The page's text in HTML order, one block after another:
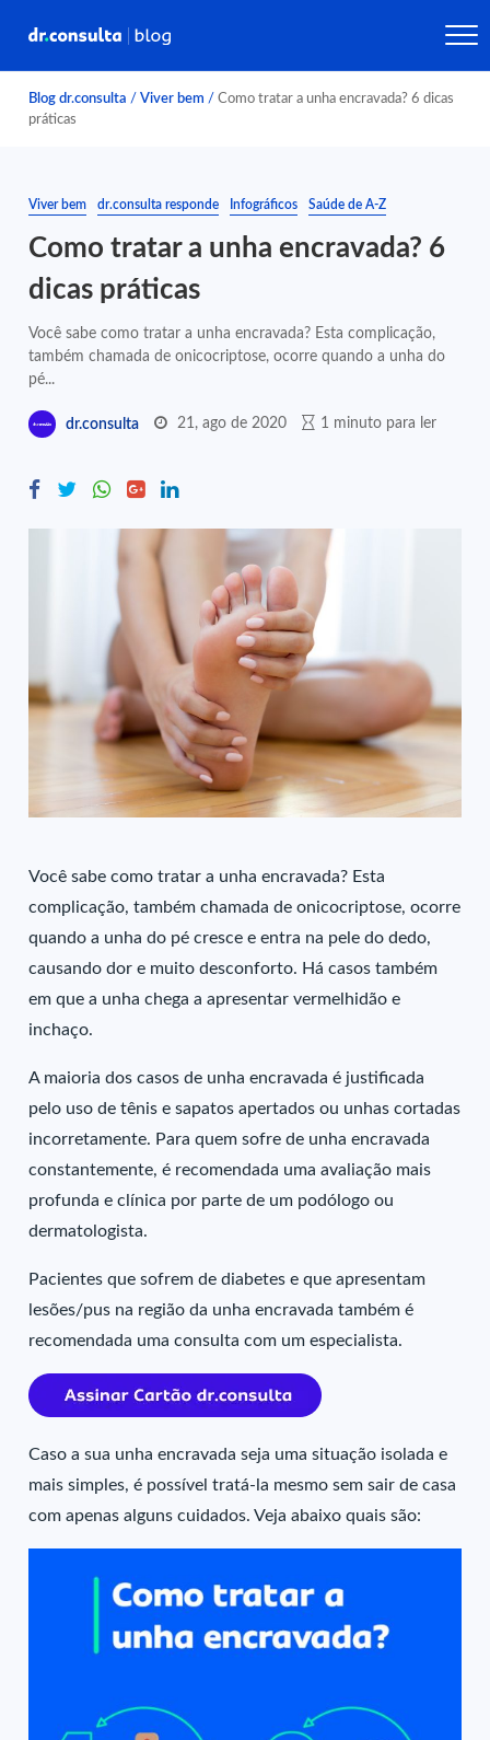
Blog dr.consulta / Viver bem / Como tratar a unha encravada? 6 dicas
práticas
Viver bem dr.consulta responde Infográficos Saúde de A-Z
Como tratar a unha encravada? 6
dicas práticas
Você sabe como tratar a unha encravada? Esta complicação,
também chamada de onicocriptose, ocorre quando a unha do
pé...
dr.consulta 21, ago de 2020 1 minuto para ler
Você sabe como tratar a unha encravada? Esta
complicação, também chamada de onicocriptose, ocorre
quando a unha do pé cresce e entra na pele do dedo,
causando dor e muito desconforto. Há casos também
em que a unha chega a apresentar vermelhidão e
inchaço.
A maioria dos casos de unha encravada é justificada
pelo uso de tênis e sapatos apertados ou unhas cortadas
incorretamente. Para quem sofre de unha encravada
constantemente, é recomendada uma avaliação mais
profunda e clínica por parte de um podólogo ou
dermatologista.
Pacientes que sofrem de diabetes e que apresentam
lesões/pus na região da unha encravada também é
recomendada uma consulta com um especialista.
Caso a sua unha encravada seja uma situação isolada e
mais simples, é possível tratá-la mesmo sem sair de casa
com apenas alguns cuidados. Veja abaixo quais são: